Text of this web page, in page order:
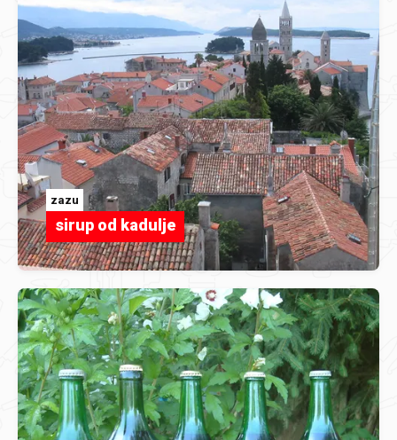
zazu
sirup od kadulje